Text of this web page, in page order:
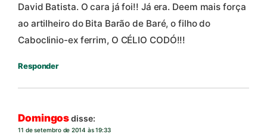
David Batista. O cara já foi!! Já era. Deem mais força
ao artilheiro do Bita Barão de Baré, o filho do
Caboclinio-ex ferrim, O CÉLIO CODÓ!!!
Responder
Domingosdisse:
11 de setembro de 2014 às 19:33